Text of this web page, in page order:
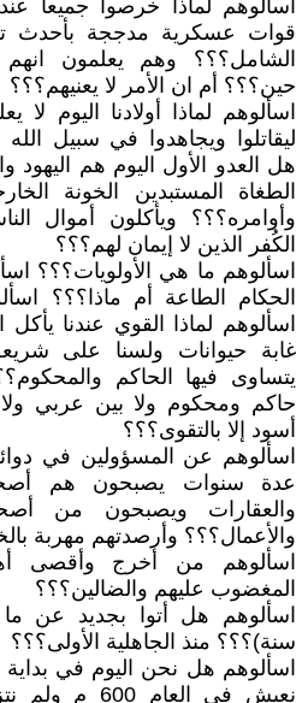
اسألوهم لماذا خرصوا جميعا
قوات عسكرية مدججة بأحدث
الشامل؟؟؟ وهم يعلمون
حين؟؟؟ أم ان الأمر لا يعنيهم؟؟؟
اسألوهم لماذا أولادنا اليوم
ليقاتلوا ويجاهدوا في سبيل
هل العدو الأول اليوم هم اليهود
الطغاة المستبدين الخونة
وأوامره؟؟؟ ويأكلون أموال
الكُفر الذين لا إيمان لهم؟؟؟
اسألوهم ما هي الأولويات؟؟؟
الحكام الطاعة أم ماذا؟؟؟
اسألوهم لماذا القوي عندنا
غابة حيوانات ولسنا على
يتساوى فيها الحاكم
حاكم ومحكوم ولا بين عربي
أسود إلا بالتقوى؟؟؟
اسألوهم عن المسؤولين في
عدة سنوات يصبحون هم
والعقارات ويصبحون من
والأعمال؟؟؟ وأرصدتهم مهربة
اسألوهم من أخرج وأقصى
المغضوب عليهم والضالين؟؟؟
سنة)؟؟؟ منذ الجاهلية الأولى؟؟؟
نعيش فى